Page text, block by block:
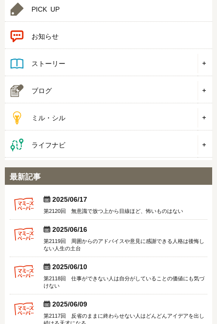
PICK UP
お知らせ
ストーリー
ブログ
ミル・シル
ライフナビ
最新記事
  2025/06/17
第2120回 無意識で放つ上から目線ほど、怖いものはない
  2025/06/16
第2119回 周囲からのアドバイスや意見に感謝できる人格は後悔し
ない人生の土台
  2025/06/10
第2118回 仕事ができない人は自分がしていることの価値にも気づ
けない
  2025/06/09
第2117回 反省のままに終わらせない人はどんどんアイデアを出し
続ける天才になる